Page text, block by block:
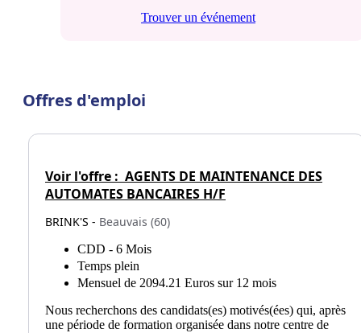
Trouver un événement
Offres d'emploi
Voir l'offre : AGENTS DE MAINTENANCE DES
AUTOMATES BANCAIRES H/F
BRINK'S - Beauvais (60)
CDD - 6 Mois
Temps plein
Mensuel de 2094.21 Euros sur 12 mois
Nous recherchons des candidats(es) motivés(ées) qui, après
une période de formation organisée dans notre centre de